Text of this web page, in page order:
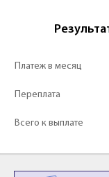
Платеж в месяц
Переплата
Всего к выплате